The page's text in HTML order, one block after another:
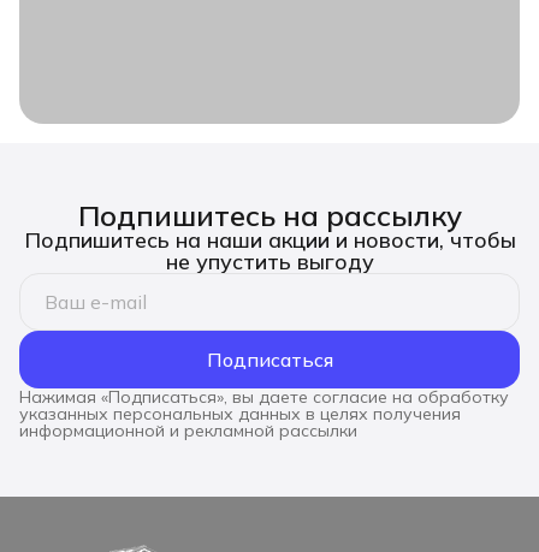
Подпишитесь на рассылку
Подпишитесь на наши акции и новости, чтобы
не упустить выгоду
Подписаться
Нажимая «Подписаться», вы даете согласие на обработку
указанных персональных данных в целях получения
информационной и рекламной рассылки